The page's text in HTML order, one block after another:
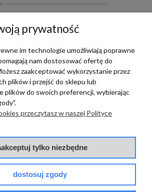
TERRADECO
BAZA WIEDZY
I DOSTAWA
prywatność
im technologie umożliwiają poprawne
nam dostosować ofertę do
zaakceptować wykorzystanie przez
plików i przejść do sklepu lub
plików do swoich preferencji, wybierając
przeczytasz w naszej Polityce
tylko niezbędne
dostosuj zgody